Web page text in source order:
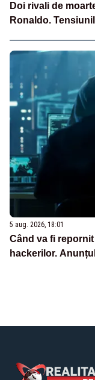
Doi rivali de
Ronaldo.
5 aug. 2026, 18:01
Când va fi
hackerilor.